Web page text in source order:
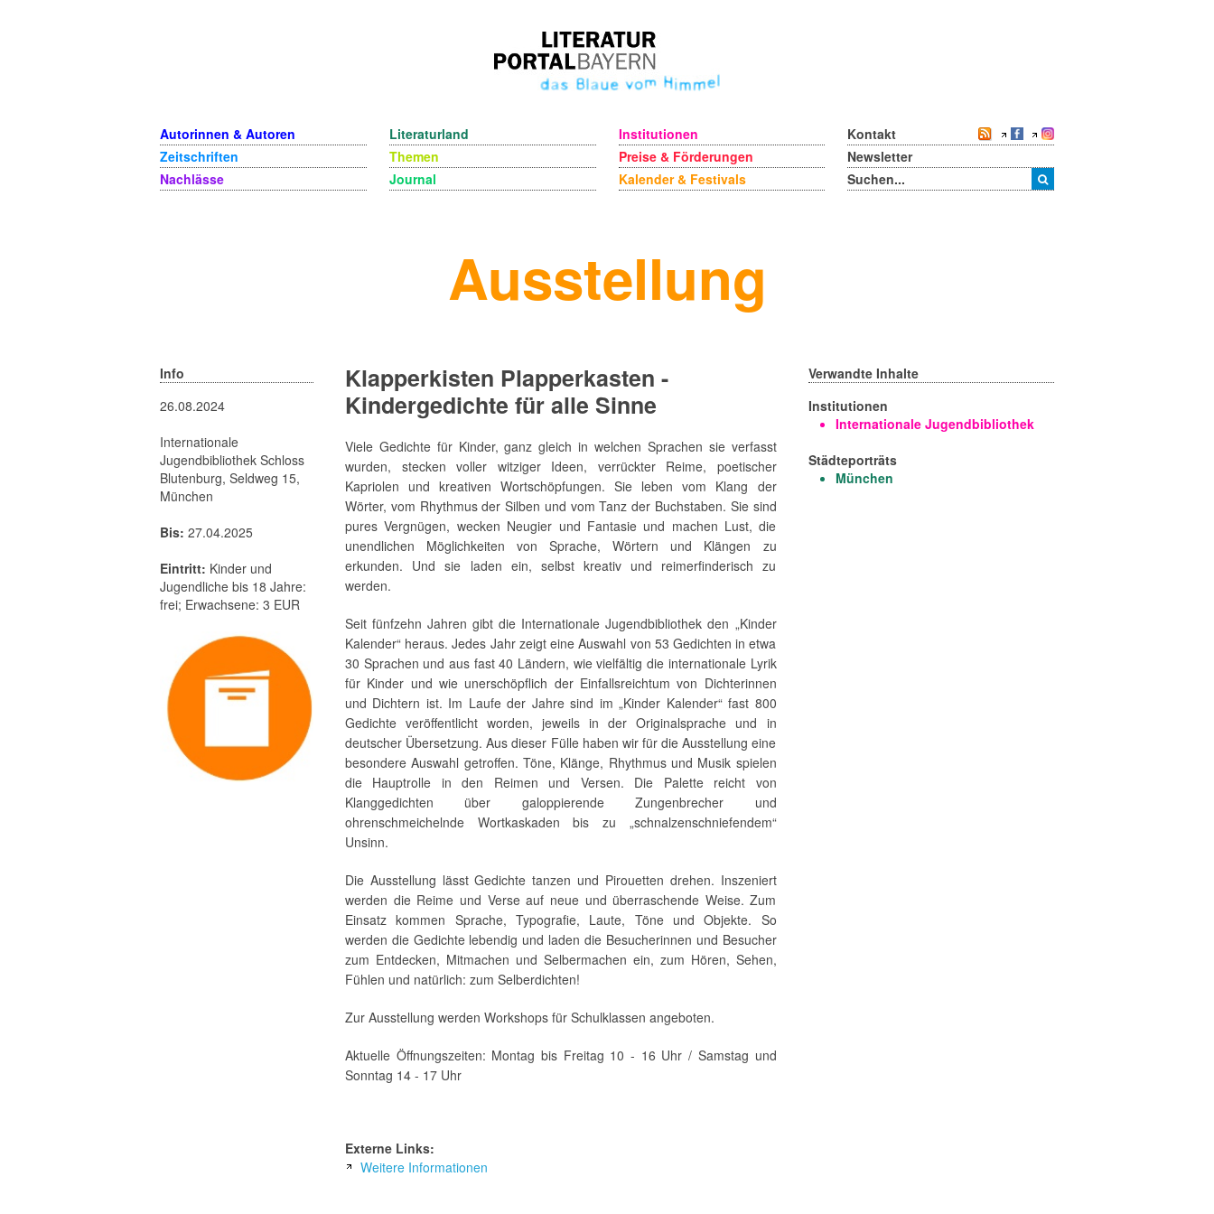
Autorinnen & Autoren
Zeitschriften
Nachlässe
Literaturland
Themen
Journal
Institutionen
Preise & Förderungen
Kalender & Festivals
Kontakt
Newsletter
Ausstellung
Info
26.08.2024
Internationale
Jugendbibliothek Schloss
Blutenburg, Seldweg 15,
München
Bis: 27.04.2025
Eintritt: Kinder und
Jugendliche bis 18 Jahre:
frei; Erwachsene: 3 EUR
Klapperkisten Plapperkasten -
Kindergedichte für alle Sinne
Viele Gedichte für Kinder, ganz gleich in welchen Sprachen sie verfasst
wurden, stecken voller witziger Ideen, verrückter Reime, poetischer
Kapriolen und kreativen Wortschöpfungen. Sie leben vom Klang der
Wörter, vom Rhythmus der Silben und vom Tanz der Buchstaben. Sie sind
pures Vergnügen, wecken Neugier und Fantasie und machen Lust, die
unendlichen Möglichkeiten von Sprache, Wörtern und Klängen zu
erkunden. Und sie laden ein, selbst kreativ und reimerfinderisch zu
werden.
Seit fünfzehn Jahren gibt die Internationale Jugendbibliothek den „Kinder
Kalender“ heraus. Jedes Jahr zeigt eine Auswahl von 53 Gedichten in etwa
30 Sprachen und aus fast 40 Ländern, wie vielfältig die internationale Lyrik
für Kinder und wie unerschöpflich der Einfallsreichtum von Dichterinnen
und Dichtern ist. Im Laufe der Jahre sind im „Kinder Kalender“ fast 800
Gedichte veröffentlicht worden, jeweils in der Originalsprache und in
deutscher Übersetzung. Aus dieser Fülle haben wir für die Ausstellung eine
besondere Auswahl getroffen. Töne, Klänge, Rhythmus und Musik spielen
die Hauptrolle in den Reimen und Versen. Die Palette reicht von
Klanggedichten über galoppierende Zungenbrecher und
ohrenschmeichelnde Wortkaskaden bis zu „schnalzenschniefendem“
Unsinn.
Die Ausstellung lässt Gedichte tanzen und Pirouetten drehen. Inszeniert
werden die Reime und Verse auf neue und überraschende Weise. Zum
Einsatz kommen Sprache, Typografie, Laute, Töne und Objekte. So
werden die Gedichte lebendig und laden die Besucherinnen und Besucher
zum Entdecken, Mitmachen und Selbermachen ein, zum Hören, Sehen,
Fühlen und natürlich: zum Selberdichten!
Zur Ausstellung werden Workshops für Schulklassen angeboten.
Aktuelle Öffnungszeiten: Montag bis Freitag 10 - 16 Uhr / Samstag und
Sonntag 14 - 17 Uhr
Externe Links:
Weitere Informationen
Verwandte Inhalte
Institutionen
Internationale Jugendbibliothek
Städteporträts
München